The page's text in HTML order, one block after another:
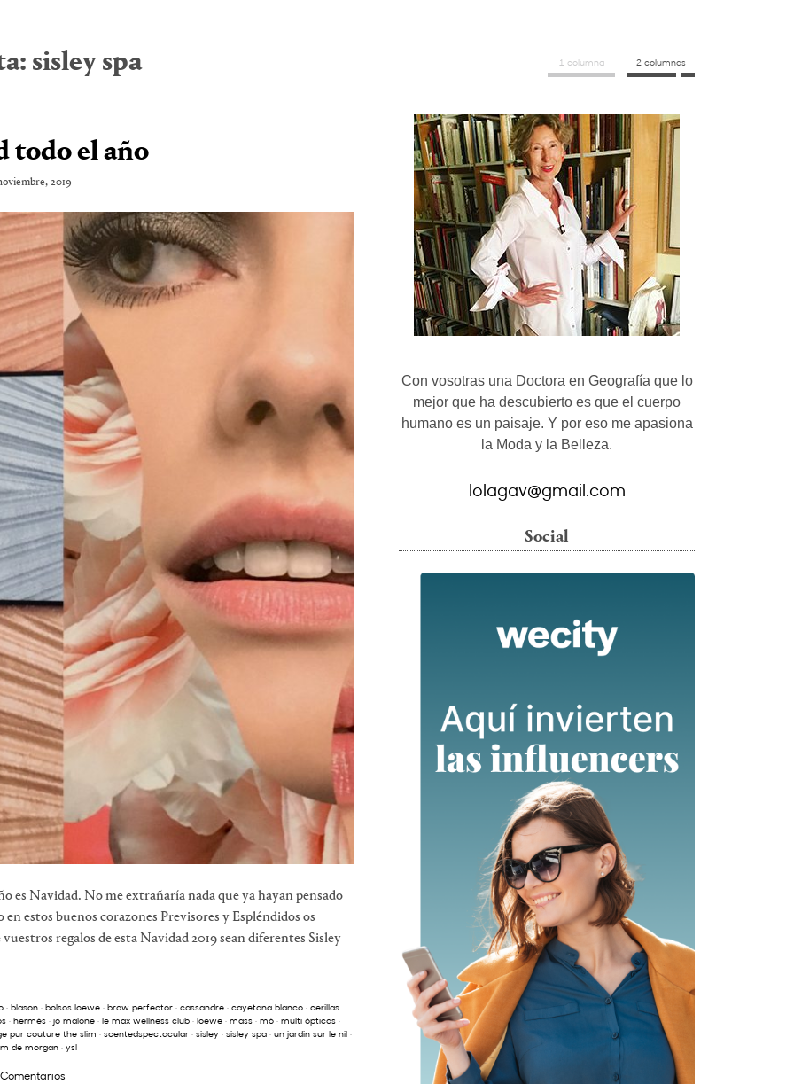
sisley spa
todo el año
2019
es Navidad. No me extrañaría nada que ya hayan pensado
estos buenos corazones Previsores y Espléndidos os
regalos de esta Navidad 2019 sean diferentes Sisley
· blason · bolsos loewe · brow perfector · cassandre · cayetana blanco · cerillas
· hermès· jo malone· le max wellness club· loewe· mass· mò· multi ópticas·
pur couture the slim · scentedspectacular· sisley· sisley spa· un jardin sur le nil·
de morgan · ysl
1 columna 2 columnas
Con vosotras una Doctora en Geografía que lo
mejor que ha descubierto es que el cuerpo
humano es un paisaje. Y por eso me apasiona
la Moda y la Belleza.
lolagav@gmail.com
Social